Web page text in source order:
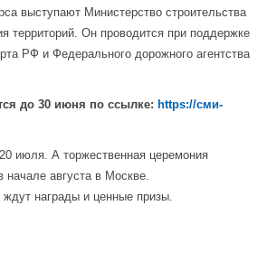
выступают Министерство строительства
территорий. Он проводится при поддержке
РФ и Федерального дорожного агентства
до 30 июня по ссылке: https://сми-
июля. А торжественная церемония
начале августа в Москве.
награды и ценные призы.